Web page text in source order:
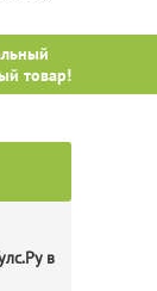
товар!
в